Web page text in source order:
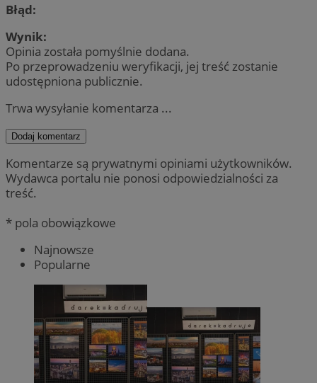
Błąd:
Wynik:
Opinia została pomyślnie dodana.
Po przeprowadzeniu weryfikacji, jej treść zostanie
udostępniona publicznie.
Trwa wysyłanie komentarza ...
Dodaj komentarz
Komentarze są prywatnymi opiniami użytkowników.
Wydawca portalu nie ponosi odpowiedzialności za
treść.
* pola obowiązkowe
Najnowsze
Popularne